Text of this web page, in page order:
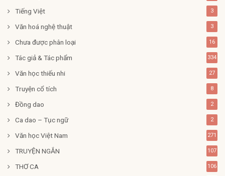
Tiếng Việt 3
Văn hoá nghệ thuật 3
Chưa được phân loại 16
Tác giả & Tác phẩm 334
Văn học thiếu nhi 27
Truyện cổ tích 8
Đồng dao 2
Ca dao – Tục ngữ 2
Văn học Việt Nam 271
TRUYỆN NGẮN 107
THƠ CA 106